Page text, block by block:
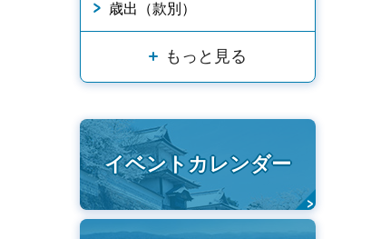
歳出（款別）
もっと見る
イベントカレンダー